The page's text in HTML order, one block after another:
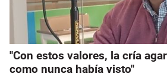
"Con estos valores, la cría
como nunca había visto"